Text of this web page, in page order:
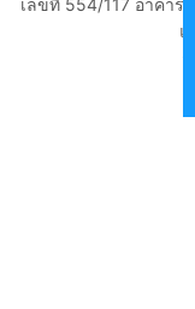
เลขที่ 554/117 อาคา
แ